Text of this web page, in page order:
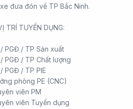
đưa đón về TP Bắc Ninh.
TRÍ TUYỂN DỤNG:
PGĐ / TP Sản xuất
PGĐ / TP Chất lượng
PGĐ / TP PIE
phòng PE (CNC)
viên PM
viên Tuyển dụng